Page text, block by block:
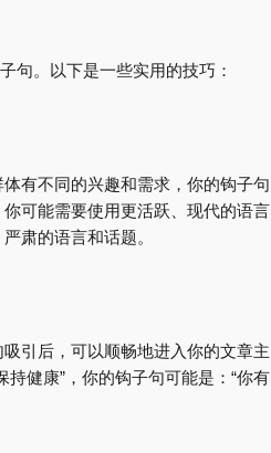
句。以下是一些实用的技巧：
有不同的兴趣和需求，你的钩子句
可能需要使用更活跃、现代的语言
肃的语言和话题。
引后，可以顺畅地进入你的文章主
健康”，你的钩子句可能是：“你有